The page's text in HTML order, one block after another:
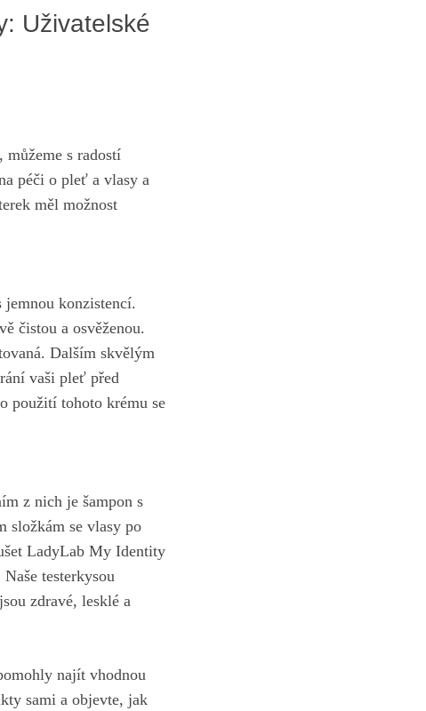
Uživatelské
s radostí
péči o pleť ‍a vlasy a
měl⁢ možnost
konzistencí.
čistou a osvěženou.
Dalším⁤ skvělým
vaši pleť před
použití tohoto⁤ krému se⁤
z nich je‌ šampon s
složkám se vlasy po
⁣LadyLab My Identity
testerkysou
zdravé, lesklé a
najít vhodnou
sami a objevte, jak